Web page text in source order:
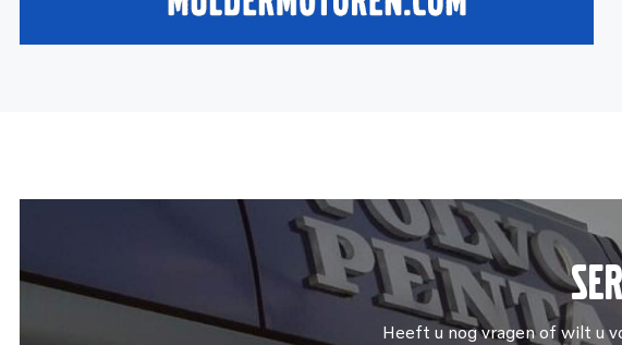
Heeft u nog vragen of wilt u